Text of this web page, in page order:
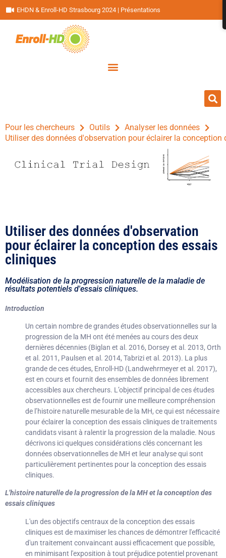
EHDN & Enroll-HD Strasbourg 2024 | Présentations
Pour les chercheurs Outils
Analyser les données
Utiliser des données d'observation pour éclairer la conception
Utiliser des données d'observation
pour éclairer la conception des essais
cliniques
Modélisation de la progression naturelle de la maladie de
résultats potentiels d'essais cliniques.
Introduction
Un certain nombre de grandes études observationnelles sur la
progression de la MH ont été menées au cours des deux
dernières décennies (Biglan et al. 2016, Dorsey et al. 2013, Orth
et al. 2011, Paulsen et al. 2014, Tabrizi et al. 2013). La plus
grande de ces études, Enroll-HD (Landwehrmeyer et al. 2017),
est en cours et fournit des ensembles de données librement
accessibles aux chercheurs. L’objectif principal de ces études
observationnelles est de fournir une meilleure compréhension
de l’histoire naturelle mesurable de la MH, ce qui est nécessaire
pour éclairer la conception des essais cliniques de traitements
candidats visant à ralentir la progression de la maladie. Nous
décrivons ici quelques considérations clés concernant les
données observationnelles de MH et leur analyse qui sont
particulièrement pertinentes pour la conception des essais
cliniques.
L’histoire naturelle de la progression de la MH et la conception des
essais cliniques
L'un des objectifs centraux de la conception des essais
cliniques est de maximiser les chances de démontrer l'efficacité
d'un traitement convaincant aussi efficacement que possible,
en minimisant l'exposition à tout préjudice potentiel provenant